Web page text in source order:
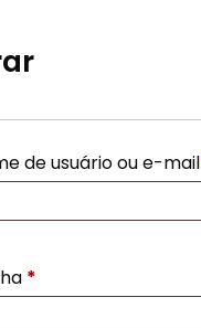
de usuário ou e-mail
*